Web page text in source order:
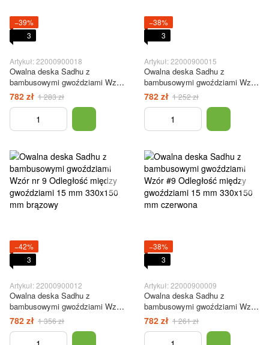
−39%
3
Artykuł: 22000900018
Owalna deska Sadhu z
bambusowymi gwoździami Wzór
nr 9 Odległość między
gwoździami 15 mm 330x150 mm
niebieska
782 zł 1 283 zł
−38%
3
Artykuł: 22000900015
Owalna deska Sadhu z
bambusowymi gwoździami Wzór
#9 Odległość między
gwoździami 15 mm 330x150 mm
782 zł 1 252 zł
−42%
3
Artykuł: 22000900012
Owalna deska Sadhu z
bambusowymi gwoździami Wzór
nr 9 Odległość między
gwoździami 15 mm 330x150 mm
brązowy
782 zł 1 356 zł
−38%
3
Artykuł: 22000900009
Owalna deska Sadhu z
bambusowymi gwoździami Wzór
#9 Odległość między
gwoździami 15 mm 330x150 mm
czerwona
782 zł 1 261 zł